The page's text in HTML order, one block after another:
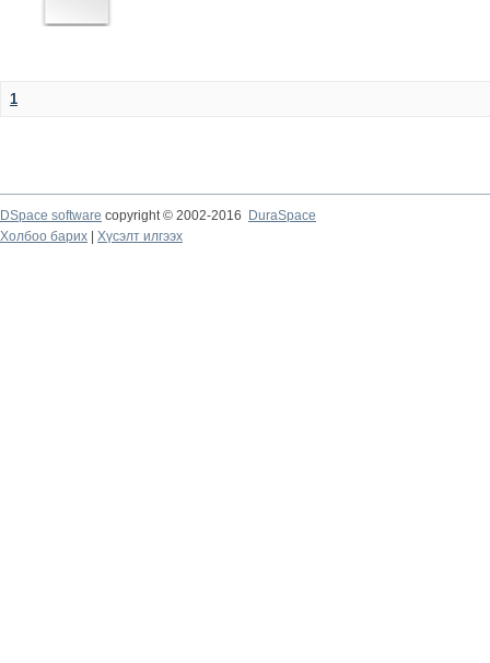
1
DSpace software copyright © 2002-2016
DuraSpace
Холбоо барих
Хүсэлт илгээх